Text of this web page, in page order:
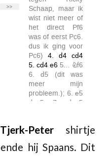
Tjerk-Peter shirtje
hij Spaans. Dit